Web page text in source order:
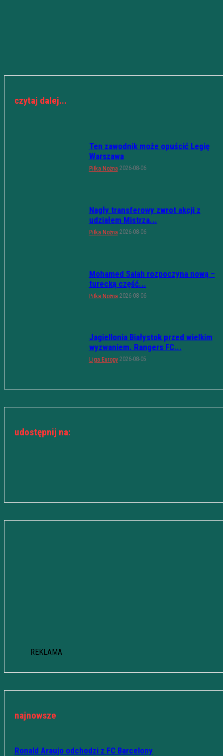
czytaj dalej...
Ten zawodnik może opuścić Legię
Warszawa
Piłka Nożna 2026-08-06
Nagły transferowy zwrot akcji z
udziałem Mistrza...
Piłka Nożna 2026-08-06
Mohamed Salah rozpoczyna nową –
turecką część...
Piłka Nożna 2026-08-06
Jagiellonia Białystok przed wielkim
wyzwaniem. Rangers FC...
Liga Europy 2026-08-05
udostępnij na:
REKLAMA
najnowsze
Ronald Araujo odchodzi z FC Barcelony